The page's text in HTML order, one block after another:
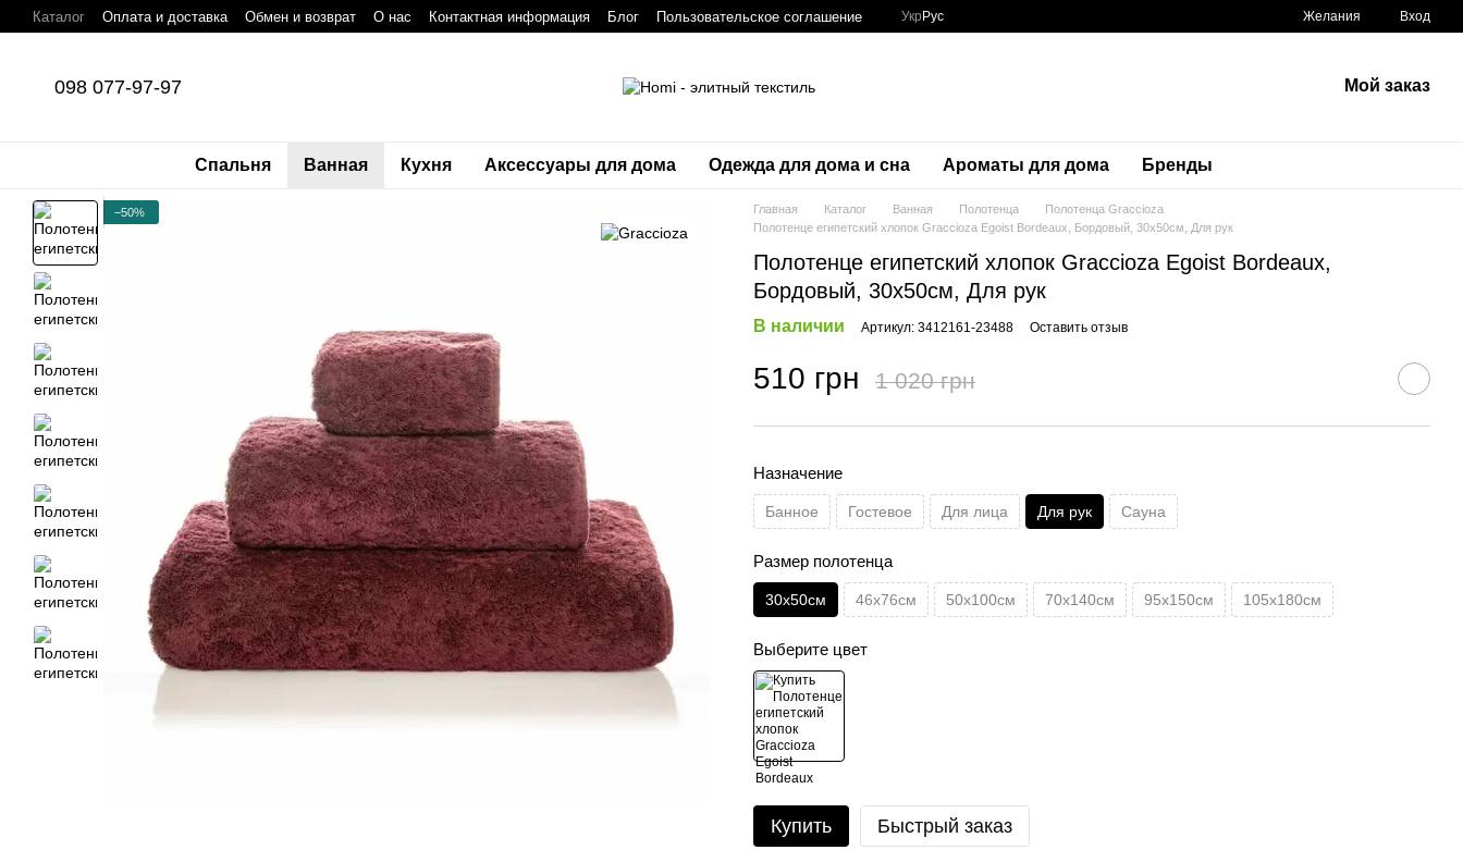
Перейти к основному контенту
Каталог Оплата и доставка Обмен и возврат О нас Контактная информация Блог Пользовательское соглашение Укр Рус Желания Вход
098 077-97-97 Мой заказ
Спальня Ванная Кухня Аксессуары для дома Одежда для дома и сна Ароматы для дома Бренды
−50% Главная Каталог Ванная Полотенца
Полотенца Graccioza
Полотенце египетский хлопок Graccioza Egoist Bordeaux, Бордовый, 30х50см, Для рук
Полотенце египетский хлопок Graccioza Egoist Bordeaux,
Бордовый, 30х50см, Для рук
В наличии Артикул: 3412161-23488 Оставить отзыв
510 грн 1 020 грн
Назначение
Банное Гостевое Для лица Для рук Сауна
Размер полотенца
30х50см 46х76см 50х100см 70х140см 95х150см 105х180см
Выберите цвет
Купить Быстрый заказ